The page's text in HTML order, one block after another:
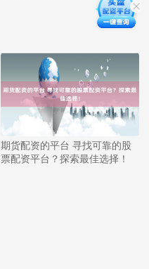
期货配资的平台 寻找可靠的股
票配资平台？探索最佳选择！